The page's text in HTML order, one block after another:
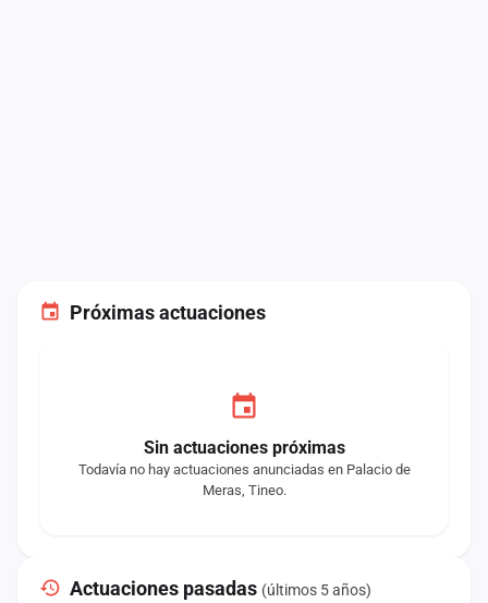
Próximas actuaciones
Sin actuaciones próximas
Todavía no hay actuaciones anunciadas en Palacio de
Meras, Tineo.
Actuaciones pasadas (últimos 5 años)